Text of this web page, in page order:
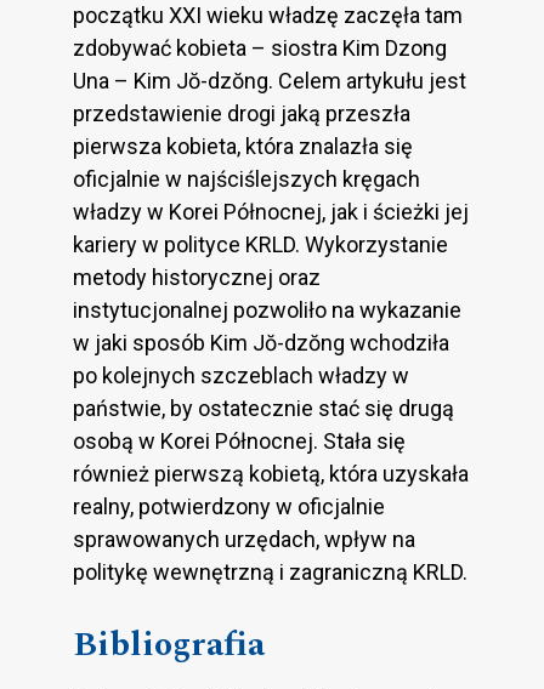
początku XXI wieku władzę zaczęła tam
zdobywać kobieta – siostra Kim Dzong
Una – Kim Jŏ-dzŏng. Celem artykułu jest
przedstawienie drogi jaką przeszła
pierwsza kobieta, która znalazła się
oficjalnie w najściślejszych kręgach
władzy w Korei Północnej, jak i ścieżki jej
kariery w polityce KRLD. Wykorzystanie
metody historycznej oraz
instytucjonalnej pozwoliło na wykazanie
w jaki sposób Kim Jŏ-dzŏng wchodziła
po kolejnych szczeblach władzy w
państwie, by ostatecznie stać się drugą
osobą w Korei Północnej. Stała się
również pierwszą kobietą, która uzyskała
realny, potwierdzony w oficjalnie
sprawowanych urzędach, wpływ na
politykę wewnętrzną i zagraniczną KRLD.
Bibliografia